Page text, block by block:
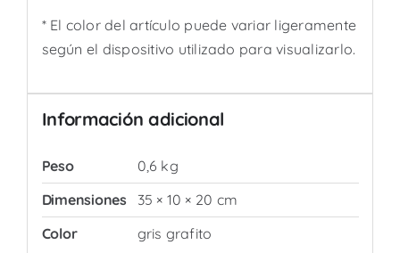
* El color del artículo puede variar ligeramente
según el dispositivo utilizado para visualizarlo.
Información adicional
Peso
0,6 kg
Dimensiones
35 × 10 × 20 cm
Color
gris grafito